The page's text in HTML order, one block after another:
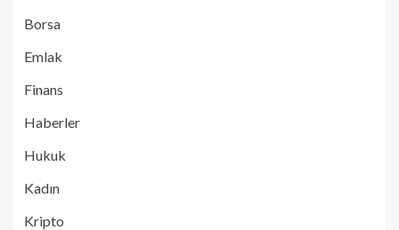
Borsa
Emlak
Finans
Haberler
Hukuk
Kadın
Kripto